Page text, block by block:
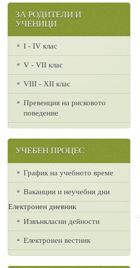
ЗА РОДИТЕЛИ И
УЧЕНИЦИ
I - IV клас
V - VII клас
VІІІ - ХІІ клас
Превенция на рисковото
поведение
УЧЕБЕН ПРОЦЕС
График на учебното време
Ваканции и неучебни дни
Електронен дневник
Извънкласни дейности
Електронен вестник